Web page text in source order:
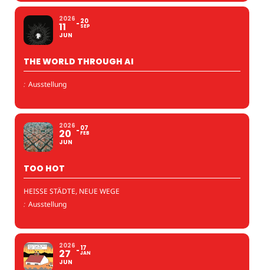
2026
11
JUN
20
SEP
THE WORLD THROUGH AI
: Ausstellung
2026
20
JUN
07
FEB
TOO HOT
HEISSE STÄDTE, NEUE WEGE
: Ausstellung
2026
27
JUN
17
JAN